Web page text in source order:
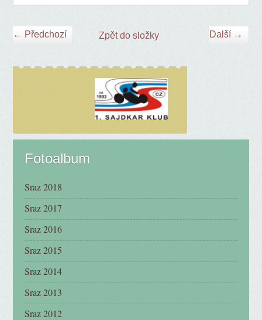
← Předchozí Další →
Zpět do složky
Fotoalbum
Sraz 2018
Sraz 2017
Sraz 2016
Sraz 2015
Sraz 2014
Sraz 2013
Sraz 2012